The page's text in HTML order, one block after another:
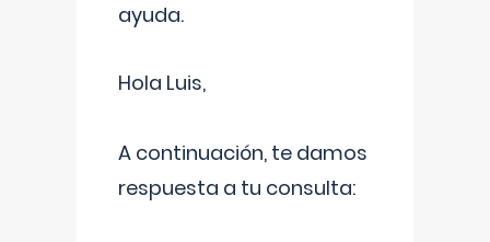
ayuda.
Hola Luis,
A continuación, te damos
respuesta a tu consulta: